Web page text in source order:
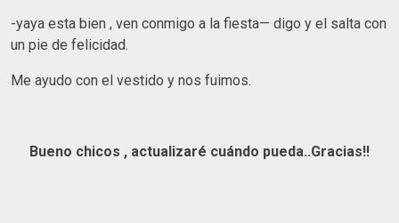
-yaya esta bien , ven conmigo a la fiesta— digo y el salta con
un pie de felicidad.
Me ayudo con el vestido y nos fuimos.
Bueno chicos , actualizaré cuándo pueda..Gracias!!